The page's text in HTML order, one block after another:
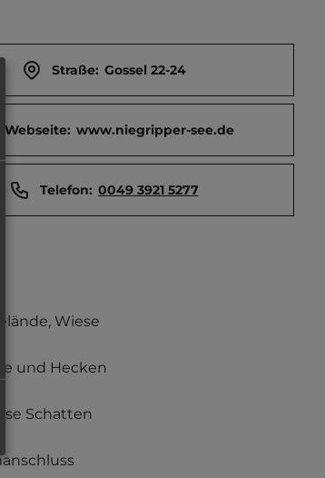
Straße: Gossel 22-24
Webseite: www.niegripper-see.de
Telefon: 0049 3921 5277
Wiese
und Hecken
Schatten